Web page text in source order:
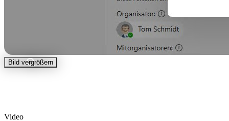
Bild vergrößern
Video